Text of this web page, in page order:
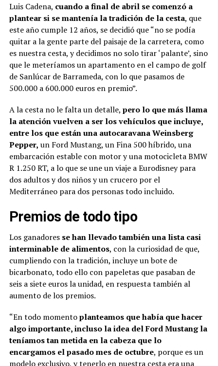
Luis Cadena, cuando a final de abril se comenzó a
plantear si se mantenía la tradición de la cesta, que
este año cumple 12 años, se decidió que “no se podía
quitar a la gente parte del paisaje de la carretera, como
es nuestra cesta, y decidimos no solo tirar ‘palante’, sino
que le meteríamos un apartamento en el campo de golf
de Sanlúcar de Barrameda, con lo que pasamos de
500.000 a 600.000 euros en premio”.
A la cesta no le falta un detalle, pero lo que más llama
la atención vuelven a ser los vehículos que incluye,
entre los que están una autocaravana Weinsberg
Pepper, un Ford Mustang, un Fina 500 híbrido, una
embarcación estable con motor y una motocicleta BMW
R 1.250 RT, a lo que se une un viaje a Eurodisney para
dos adultos y dos niños y un crucero por el
Mediterráneo para dos personas todo incluido.
Premios de todo tipo
Los ganadores se han llevado también una lista casi
interminable de alimentos, con la curiosidad de que,
cumpliendo con la tradición, incluye un bote de
bicarbonato, todo ello con papeletas que pasaban de
seis a siete euros la unidad, en respuesta también al
aumento de los premios.
“En todo momentoplanteamos que había que hacer
algo importante, incluso la idea del Ford Mustang la
teníamos tan metida en la cabeza que lo
encargamos el pasado mes de octubre, porque es un
modelo exclusivo, y tenerlo en nuestra cesta era una